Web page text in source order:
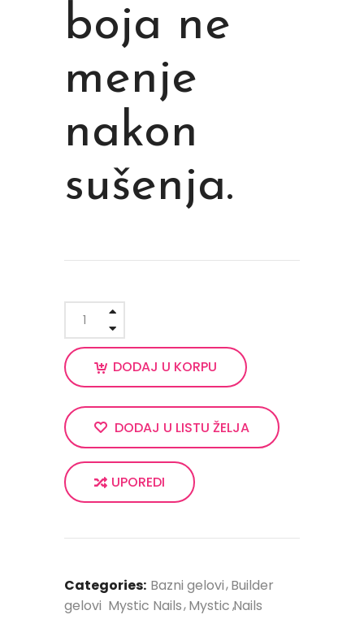
boja ne
menje
nakon
sušenja.
DODAJ U KORPU
DODAJ U LISTU ŽELJA
UPOREDI
Categories: Bazni gelovi Builder
gelovi Mystic Nails Mystic Nails